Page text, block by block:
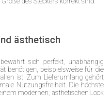
ästhetisch
sich perfekt, unabhängig
benötigen, beispielsweise für die
ist. Zum Lieferumfang gehört
Nutzungsfreiheit. Die höchste
modernen, ästhetischen Look